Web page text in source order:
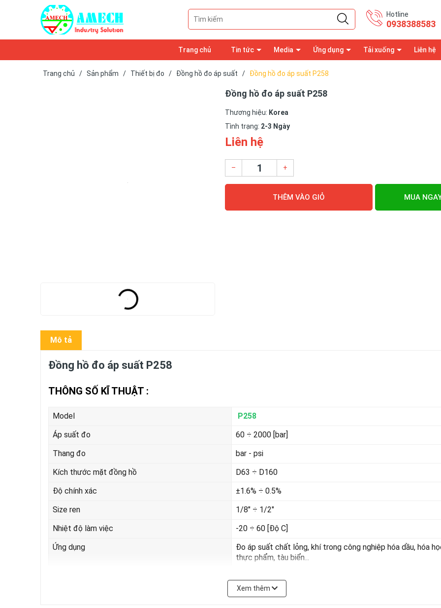
Hotline
0938388583
Trang chủ Tin tức Media Ứng dụng Tải xuống Liên hệ
Trang chủ / Sản phẩm / Thiết bị đo / Đồng hồ đo áp suất / Đồng hồ đo áp suất P258
Đồng hồ đo áp suất P258
Thương hiệu: Korea
Tình trạng: 2-3 Ngày
Liên hệ
– +
THÊM VÀO GIỎ MUA
Mô tả
Đồng hồ đo áp suất P258
THÔNG SỐ KĨ THUẬT :
Model
P258
Áp suất đo
60 ÷ 2000 [bar]
Thang đo
bar - psi
Kích thước mặt đồng hồ
D63 ÷ D160
Độ chính xác
±1.6% ÷ 0.5%
Size ren
1/8" ÷ 1/2"
Nhiệt độ làm việc
-20 ÷ 60 [Độ C]
Ứng dụng
Đo áp suất chất lỏng, khí trong công nghiệp hóa dầu, hóa
thực phẩm, tàu biển...
Xem thêm